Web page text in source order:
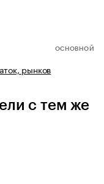
ОСНОВНОЙ
рынков
с тем же